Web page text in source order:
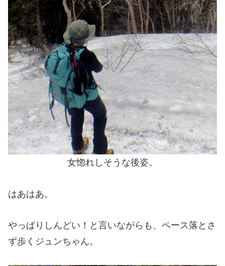
女惚れしそうな後姿。
はあはあ。
やっぱりしんどい！と言いながらも、ペース落とさ
ず歩くジュンちゃん。